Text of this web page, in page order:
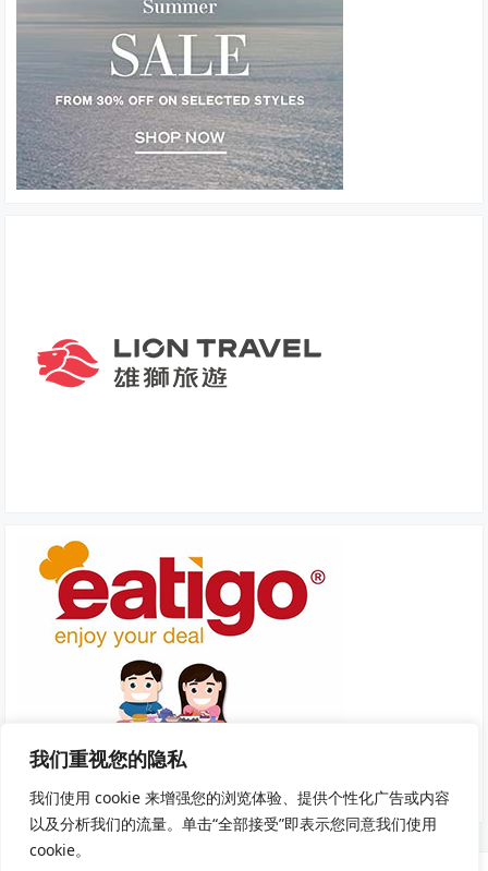
我们重视您的隐私
我们使用 cookie 来增强您的浏览体验、提供个性化广告或内容
以及分析我们的流量。单击“全部接受”即表示您同意我们使用
cookie。